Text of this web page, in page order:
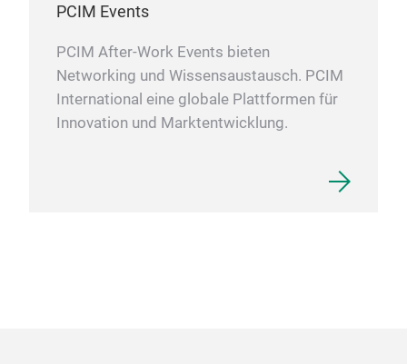
PCIM Events
PCIM After-Work Events bieten
Networking und Wissensaustausch. PCIM
International eine globale Plattformen für
Innovation und Marktentwicklung.